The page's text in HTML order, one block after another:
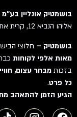
בושמטיק אונליין בע"מ
אליהו הנביא 12, קרית אתא
בושמטיק –חלוצי
מאות אלפי לקוחותכבר
בזכותמבחר עצום,
כל פרט.
הגיע הזמן להתאהב